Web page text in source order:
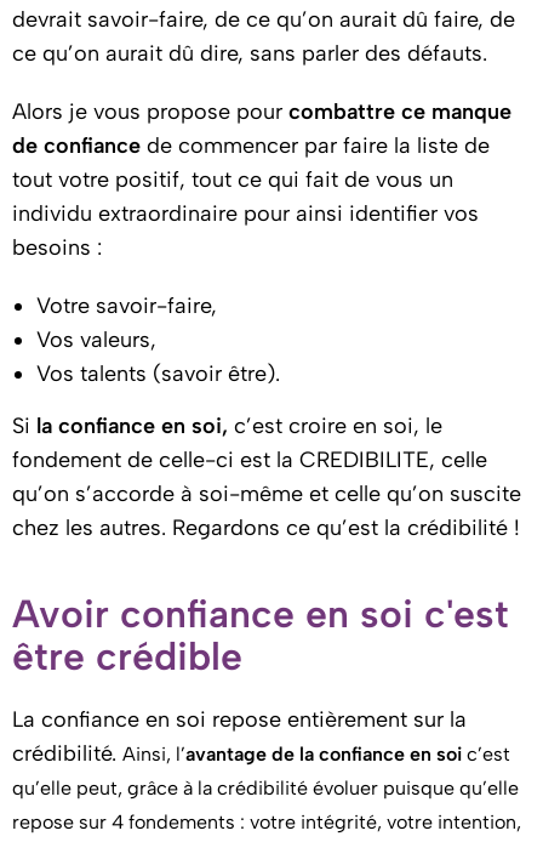
devrait savoir-faire, de ce qu’on aurait dû faire, de
ce qu’on aurait dû dire, sans parler des défauts.
Alors je vous propose pour combattre ce manque
de confiance de commencer par faire la liste de
tout votre positif, tout ce qui fait de vous un
individu extraordinaire pour ainsi identifier vos
besoins :
Votre savoir-faire,
Vos valeurs,
Vos talents (savoir être).
Si la confiance en soi, c’est croire en soi, le
fondement de celle-ci est la CREDIBILITE, celle
qu’on s’accorde à soi-même et celle qu’on suscite
chez les autres. Regardons ce qu’est la crédibilité !
Avoir confiance en soi c'est
être crédible
La confiance en soi repose entièrement sur la
crédibilité. Ainsi, l’avantage de la confiance en soi c’est
qu’elle peut, grâce à la crédibilité évoluer puisque qu’elle
repose sur 4 fondements : votre intégrité, votre intention,